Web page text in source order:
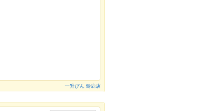
一升びん 鈴鹿店